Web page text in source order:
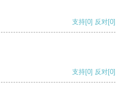
支持[0] 反对[0]
支持[0] 反对[0]